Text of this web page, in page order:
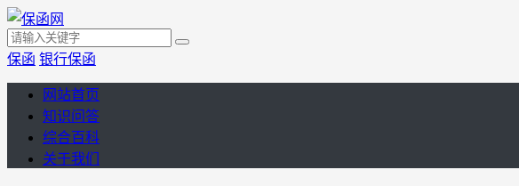
保函 银行保函
网站首页
知识问答
综合百科
关于我们